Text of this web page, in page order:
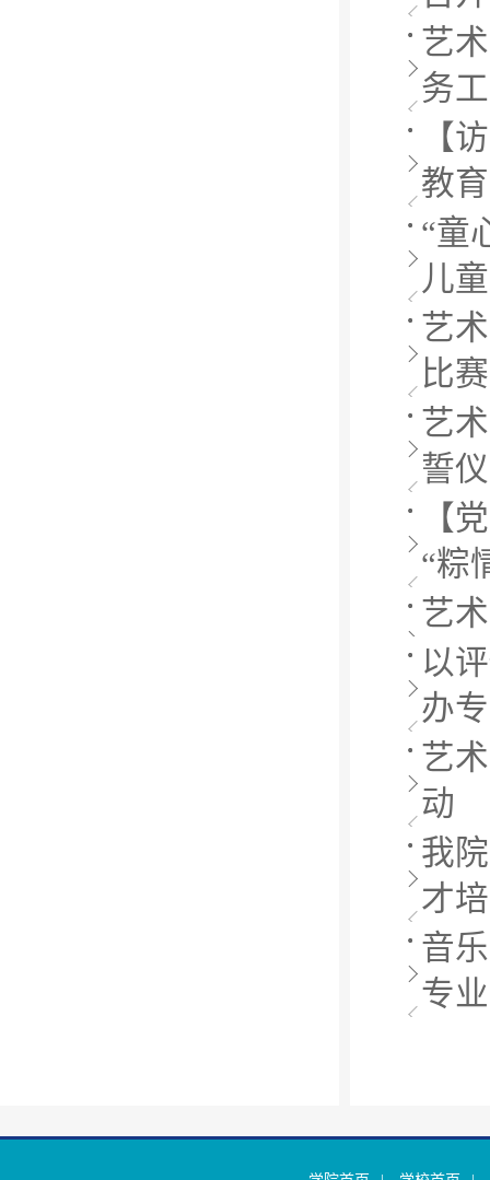
艺
务
【
教
“童
儿
艺
比赛
艺
誓
【
“粽
艺
以
办
艺
动
我
才
音
专